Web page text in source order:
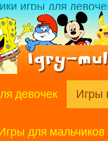
игры для
девочек Игры
для мальчиков